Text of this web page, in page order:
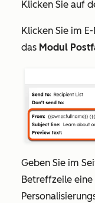
Klicken Sie auf
Klicken Sie im
das Modul
Geben Sie im
Betreffzeile eine